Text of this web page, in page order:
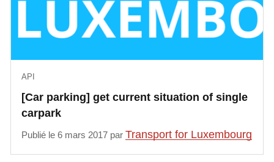
[Car parking] get current situation of single
carpark
API
Publié le 6 mars 2017 parTransport for Luxembourg